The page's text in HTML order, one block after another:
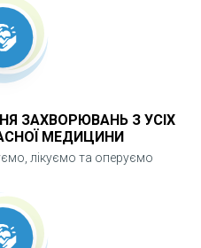
ЗАХВОРЮВАНЬ З УСІХ
МЕДИЦИНИ
лікуємо та оперуємо